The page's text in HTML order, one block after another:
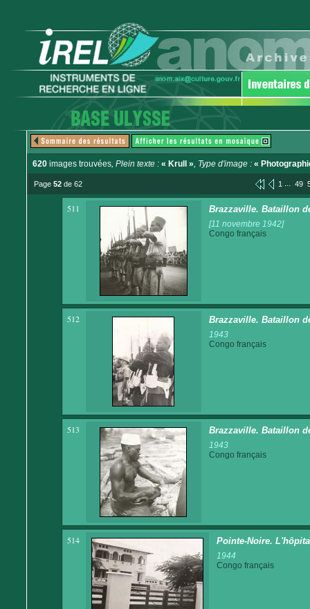
620 images trouvées, Plein texte : « Krull », Type d'image : «
Page 52 de 62 1 ... 49
511 Brazzaville. Bataillon
[11 novembre 1942]
Congo français
512 Brazzaville. Bataillon
1943
Congo français
513 Brazzaville. Bataillon
1943
Congo français
514 Pointe-Noire.
1944
Congo français